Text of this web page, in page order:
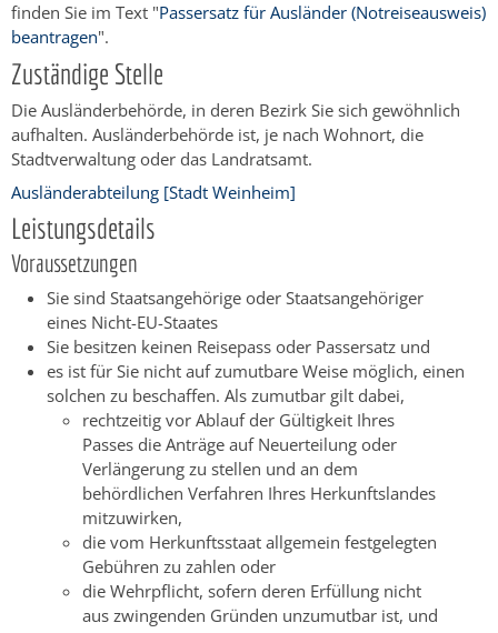
finden Sie im Text "Passersatz für Ausländer (Notreiseausweis)
beantragen".
Zuständige Stelle
Die Ausländerbehörde, in deren Bezirk Sie sich gewöhnlich
aufhalten. Ausländerbehörde ist, je nach Wohnort, die
Stadtverwaltung oder das Landratsamt.
Ausländerabteilung [Stadt Weinheim]
Leistungsdetails
Voraussetzungen
Sie sind Staatsangehörige oder Staatsangehöriger
eines Nicht-EU-Staates
Sie besitzen keinen Reisepass oder Passersatz und
es ist für Sie nicht auf zumutbare Weise möglich, einen
solchen zu beschaffen. Als zumutbar gilt dabei,
rechtzeitig vor Ablauf der Gültigkeit Ihres
Passes die Anträge auf Neuerteilung oder
Verlängerung zu stellen und an dem
behördlichen Verfahren Ihres Herkunftslandes
mitzuwirken,
die vom Herkunftsstaat allgemein festgelegten
Gebühren zu zahlen oder
die Wehrpflicht, sofern deren Erfüllung nicht
aus zwingenden Gründen unzumutbar ist, und